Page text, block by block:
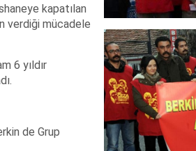
kapatılan
verdiği mücadele
6 yıldır
de Grup